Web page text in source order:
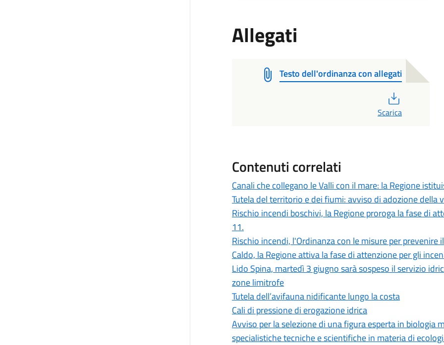
Allegati
Testo dell'ordinanza con allegati
Scarica
Contenuti correlati
Canali che collegano le Valli con il mare: la Regione
Tutela del territorio e dei fiumi: avviso di adozione della
Rischio incendi boschivi, la Regione proroga la fase di
11.
Rischio incendi, l'Ordinanza con le misure per prevenire
Caldo, la Regione attiva la fase di attenzione per gli
Lido Spina, martedì 3 giugno sarà sospeso il servizio
zone limitrofe
Tutela dell’avifauna nidificante lungo la costa
Cali di pressione di erogazione idrica
Avviso per la selezione di una figura esperta in biologia
specialistiche tecniche e scientifiche in materia di